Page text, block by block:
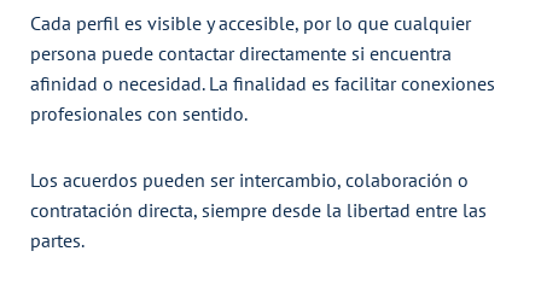
Cada perfil es visible y accesible, por lo que cualquier
persona puede contactar directamente si encuentra
afinidad o necesidad. La finalidad es facilitar conexiones
profesionales con sentido.
Los acuerdos pueden ser intercambio, colaboración o
contratación directa, siempre desde la libertad entre las
partes.